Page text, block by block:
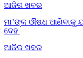
ଆଜିର ଖବର
ମା’ଙ୍କ ଔଷଧ ଆଣିବାକୁ
ଦେହ
ଆଜିର ଖବର